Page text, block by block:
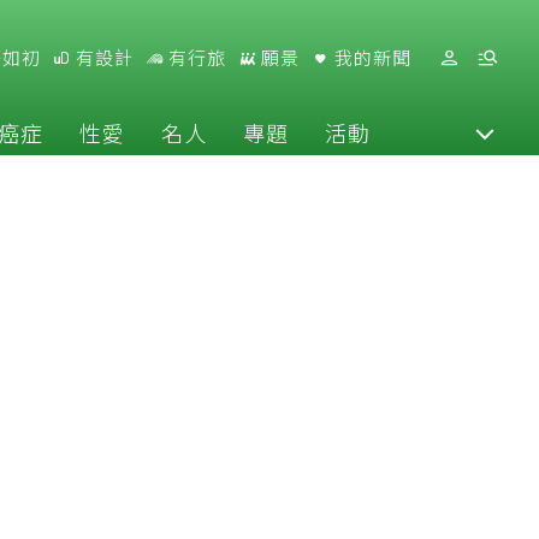
初 有設計 有行旅 願景 我的新聞
症 性愛 名人 專題 活動